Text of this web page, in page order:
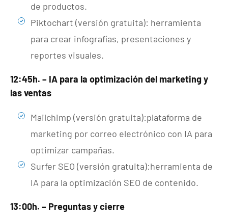
de productos.
Piktochart (versión gratuita): herramienta
para crear infografías, presentaciones y
reportes visuales.
12:45h. – IA para la optimización del marketing y
las ventas
Mailchimp (versión gratuita):plataforma de
marketing por correo electrónico con IA para
optimizar campañas.
Surfer SEO (versión gratuita):herramienta de
IA para la optimización SEO de contenido.
13:00h. – Preguntas y cierre